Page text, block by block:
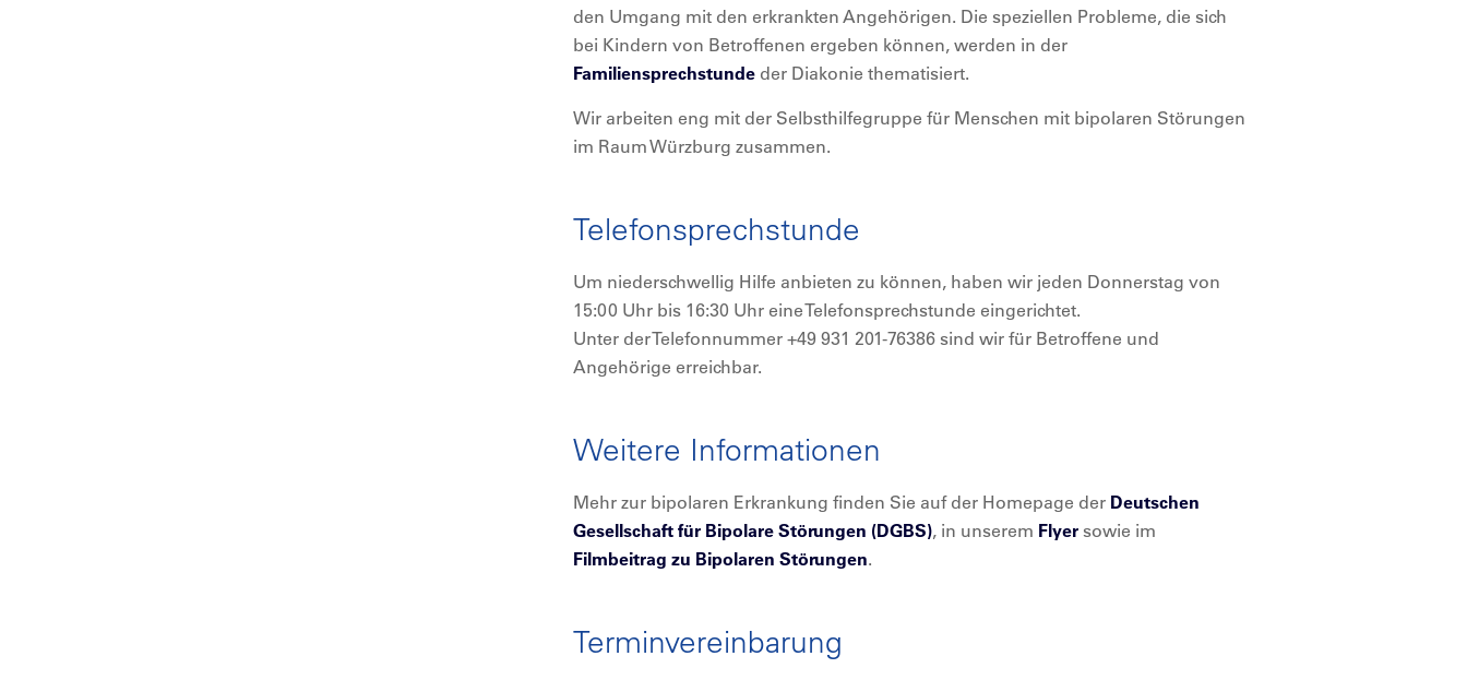
den Umgang mit den erkrankten Angehörigen. Die speziellen Probleme, die sich
bei Kindern von Betroffenen ergeben können, werden in der
Familiensprechstunde der Diakonie thematisiert.
Wir arbeiten eng mit der Selbsthilfegruppe für Menschen mit bipolaren Störungen
im Raum Würzburg zusammen.
Telefonsprechstunde
Um niederschwellig Hilfe anbieten zu können, haben wir jeden Donnerstag von
15:00 Uhr bis 16:30 Uhr eine Telefonsprechstunde eingerichtet.
Unter der Telefonnummer +49 931 201-76386 sind wir für Betroffene und
Angehörige erreichbar.
Weitere Informationen
Mehr zur bipolaren Erkrankung finden Sie auf der Homepage der Deutschen
Gesellschaft für Bipolare Störungen (DGBS), in unserem Flyer sowie im
Filmbeitrag zu Bipolaren Störungen.
Terminvereinbarung